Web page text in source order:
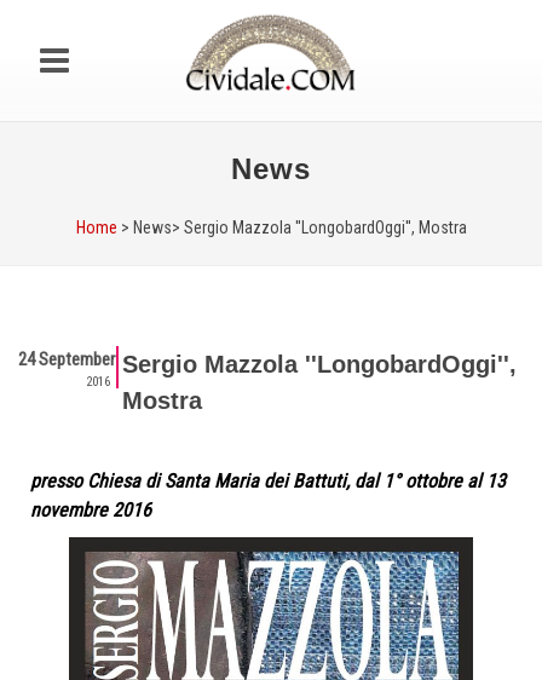
News
Home > News> Sergio Mazzola ''LongobardOggi'', Mostra
24 September
2016
Sergio Mazzola ''LongobardOggi'',
Mostra
presso Chiesa di Santa Maria dei Battuti, dal 1° ottobre al 13
novembre 2016